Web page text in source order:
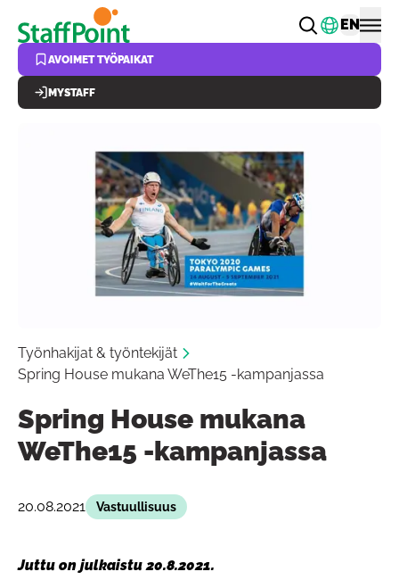
Hyppää pääsisältöön Vaihda
EN
AVOIMET TYÖPAIKAT
MYSTAFF
Työnhakijat & työntekijät
Spring House mukana WeThe15 -kampanjassa
Spring House mukana
WeThe15 -kampanjassa
20.08.2021 Vastuullisuus
Juttu on julkaistu 20.8.2021.